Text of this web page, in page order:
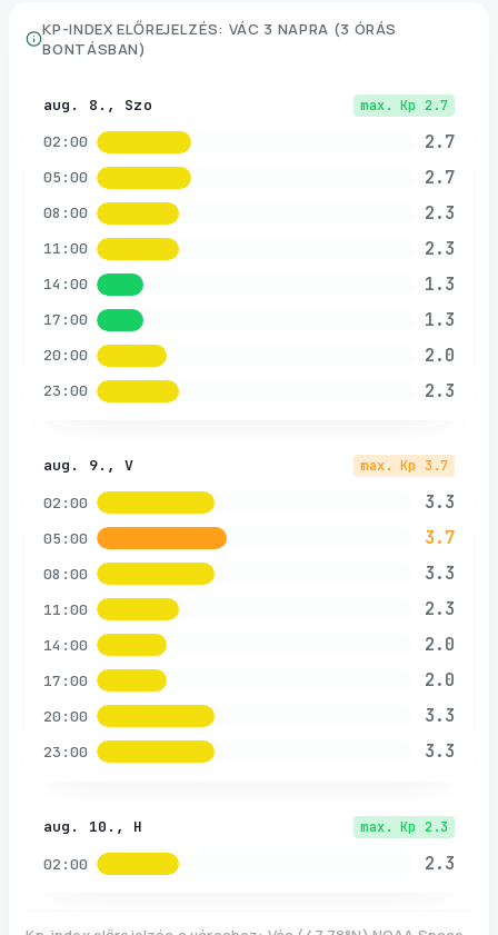
KP-INDEX ELŐREJELZÉS: VÁC 3 NAPRA (3 ÓRÁS
BONTÁSBAN)
aug. 8., Szo max. Kp 2.7
02:00 2.7
05:00 2.7
08:00 2.3
11:00 2.3
14:00 1.3
17:00 1.3
20:00 2.0
23:00 2.3
aug. 9., V max. Kp 3.7
02:00 3.3
05:00 3.7
08:00 3.3
11:00 2.3
14:00 2.0
17:00 2.0
20:00 3.3
23:00 3.3
aug. 10., H max. Kp 2.3
02:00 2.3